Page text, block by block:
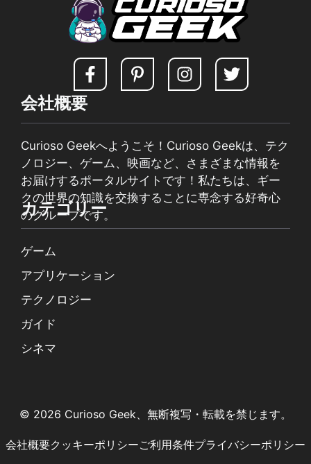
会社概要
Curioso Geekへようこそ！Curioso Geekは、テク
ノロジー、ゲーム、映画など、さまざまな情報を
お届けするポータルサイトです！私たちは、ギー
クの世界の知識を交換することに専念する好奇心
のグループです。
カテゴリー
ゲーム
アプリケーション
テクノロジー
ガイド
シネマ
© 2026 Curioso Geek、無断複写・転載を禁じます。
プライバシーポリシー
ご利用条件
クッキーポリシー
会社概要